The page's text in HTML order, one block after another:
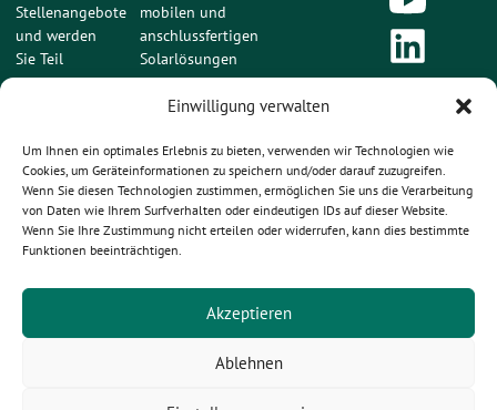
Einwilligung verwalten
Um Ihnen ein optimales Erlebnis zu bieten, verwenden wir Technologien wie
Cookies, um Geräteinformationen zu speichern und/oder darauf zuzugreifen.
Wenn Sie diesen Technologien zustimmen, ermöglichen Sie uns die Verarbeitung
von Daten wie Ihrem Surfverhalten oder eindeutigen IDs auf dieser Website.
Wenn Sie Ihre Zustimmung nicht erteilen oder widerrufen, kann dies bestimmte
Funktionen beeinträchtigen.
Akzeptieren
Ablehnen
Stellenangebote
und werden
Sie Teil
unseres
ambitionierten
Teams.
Unsere
Stellenangebote
ansehen
mobilen und
anschlussfertigen
Solarlösungen
Auf
ecosunsolarshop.com
ECOSUN INNOVATIONS – 126A1 Route de Rouffach – 68920
WETTOLSHEIM